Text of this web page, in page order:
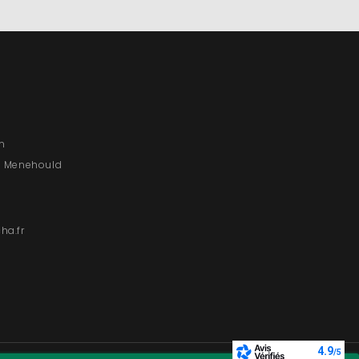
Menehould